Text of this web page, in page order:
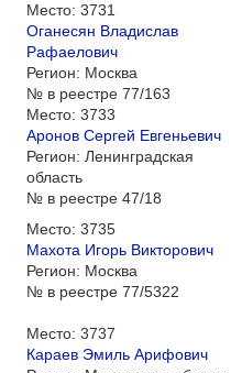
Место: 3731
Оганесян Владислав
Рафаелович
Регион: Москва
№ в реестре 77/163
Место: 3733
Аронов Сергей Евгеньевич
Регион: Ленинградская
область
№ в реестре 47/18
Место: 3735
Махота Игорь Викторович
Регион: Москва
№ в реестре 77/5322
Место: 3737
Караев Эмиль Арифович